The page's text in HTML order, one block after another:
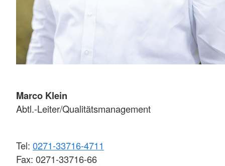
Marco Klein
Abtl.-Leiter/Qualitätsmanagement
Tel: 0271-33716-4711
Fax: 0271-33716-66